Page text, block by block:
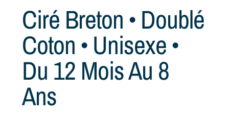
Ciré Breton • Doublé
Coton • Unisexe •
Du 12 Mois Au 8
Ans